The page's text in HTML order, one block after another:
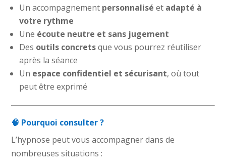
Un accompagnement personnalisé et adapté à
votre rythme
Une écoute neutre et sans jugement
Des outils concretsque vous pourrez réutiliser
après la séance
Un espace confidentiel et sécurisant, où tout
peut être exprimé
🧠 Pourquoi consulter ?
L’hypnose peut vous accompagner dans de
nombreuses situations :